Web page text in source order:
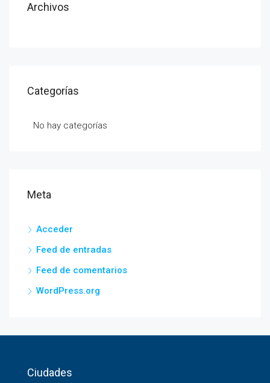
Archivos
Categorías
No hay categorías
Meta
Acceder
Feed de entradas
Feed de comentarios
WordPress.org
Ciudades